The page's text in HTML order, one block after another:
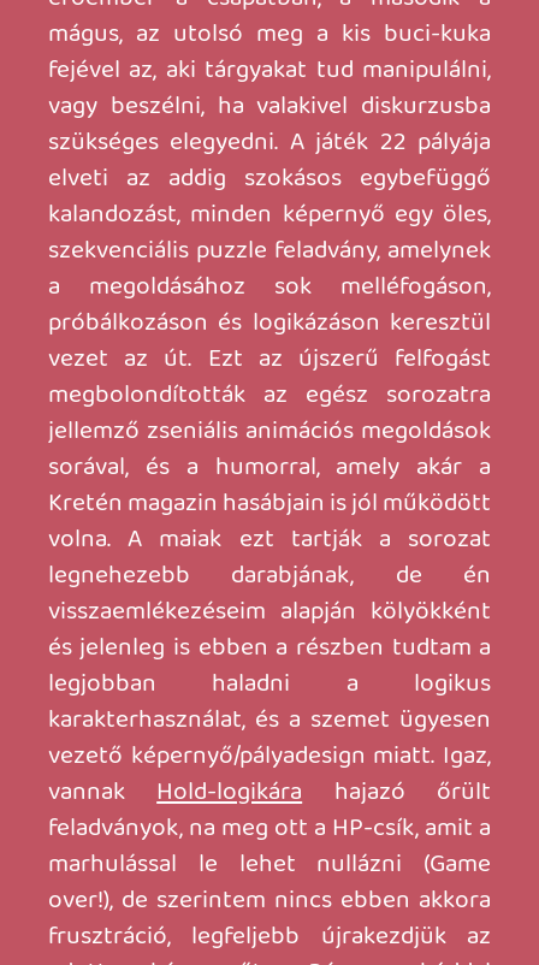
PÁRATLAN PÁROS
GOBLIINS 2 - BONYOLÓDUNK
The Prince Buffoonnéven, egy évvel
később jött a folytatás, immár minden
tekintetben VGA minőségű látvánnyal.
Fingus és Winkle már csak párosban
nyomják a tandemet, de a kihívás is
(véleményem szerint) nem
elhanyagolható tekintetben fokozódott.
A második rész kinyitotta a világot, és
egyszerre több lokációt is bejárhatott az
ember. Bár kivették a halálozás
lehetőségét, a kiszélesedő terep, a
rengeteg interaktolható tárgy és
fokozódó "red herring" vakvágányok is
csak emelték a nehézséget. Ráadásul az
időzített tennivalók száma is csak nőtt.
Sem annak idején, sem most nem igazán
tudtam flow-szerűen haladni a játékkal,
de mivel a hangulata, a szépsége, és az
elődjénél talán egy kicsit kedvesebb-
színesebb világábrázolása miatt biztosan
próbálkozom még majd vele a nyáron.